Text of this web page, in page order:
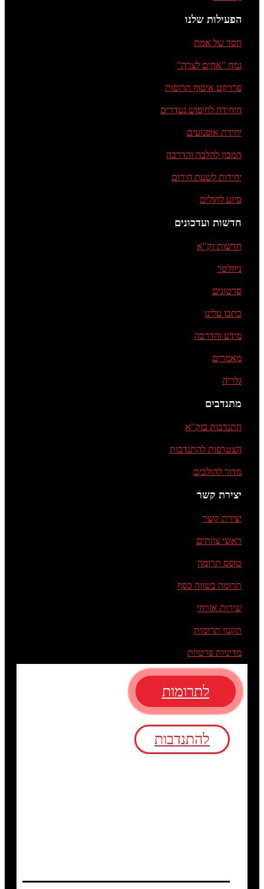
הפעילות שלנו
חסד של אמת
גמח "אחים לצרה"
פרויקט איסוף תרופות
היחידה לחיפוש נעדרים
יחידת אופנועים
המכון להלכה והדרכה
יחידות לשעת חירום
סיוע לחולים
חדשות ועדכונים
חדשות זק"א
ניוזלטר
סרטונים
כתבו עלינו
מידע והדרכה
מאמרים
גלריה
מתנדבים
התנדבות בזק"א
הצטרפות להתנדבות
מדור להולכים
יצירת קשר
יצירת קשר
ראשי צוותים
טופס תרומה
תרומה בשווה כסף
שירות אזרחי
תקנון תרומות
מדיניות פרטיות
לתרומות
להתנדבות